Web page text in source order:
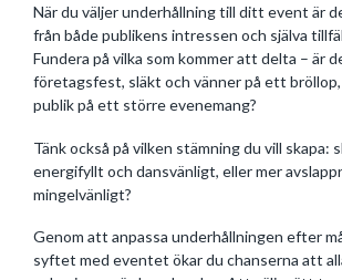
När du väljer underhållning till ditt event är
från både publikens intressen och själva
Fundera på vilka som kommer att delta – är
företagsfest, släkt och vänner på ett bröllop,
publik på ett större evenemang?
Tänk också på vilken stämning du vill skapa:
energifyllt och dansvänligt, eller mer
mingelvänligt?
Genom att anpassa underhållningen efter
syftet med eventet ökar du chanserna att